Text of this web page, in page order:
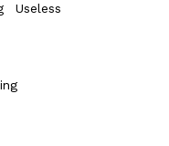
Useless